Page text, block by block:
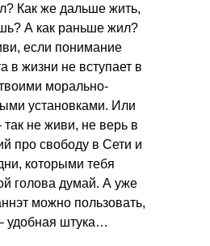
Как же дальше жить,
А как раньше жил?
если понимание
в жизни не вступает в
морально-
установками. Или
не живи, не верь в
про свободу в Сети и
которыми тебя
голова думай. А уже
можно пользовать,
штука…